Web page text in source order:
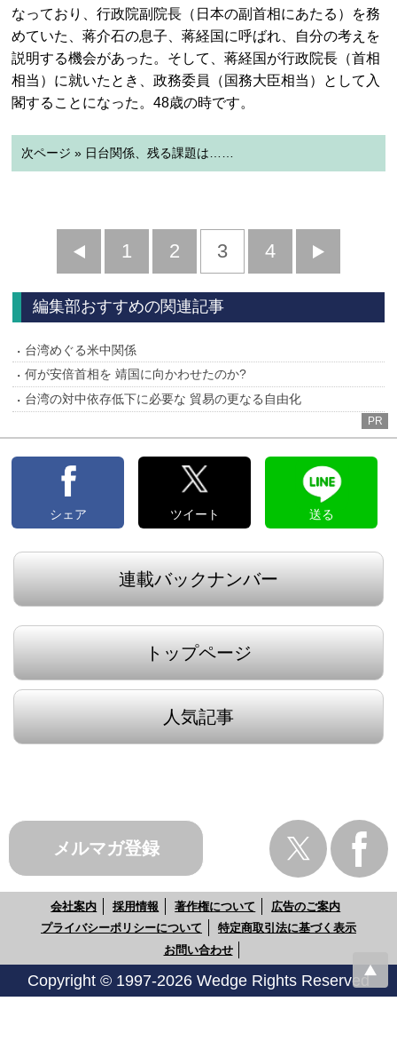
なっており、行政院副院長（日本の副首相にあたる）を務
めていた、蒋介石の息子、蒋経国に呼ばれ、自分の考えを
説明する機会があった。そして、蒋経国が行政院長（首相
相当）に就いたとき、政務委員（国務大臣相当）として入
閣することになった。48歳の時です。
次ページ » 日台関係、残る課題は……
前
へ
1 2 3 4
へ
編集部おすすめの関連記事
台湾めぐる米中関係
何が安倍首相を 靖国に向かわせたのか?
台湾の対中依存低下に必要な 貿易の更なる自由化
PR
シェア ツイート 送る
連載バックナンバー
トップページ
人気記事
メルマガ登録
会社案内 採用情報 著作権について
広告のご案内
プライバシーポリシーについて
特定商取引法に基づく表示
お問い合わせ
Copyright © 1997-2026 Wedge Rights Reserved